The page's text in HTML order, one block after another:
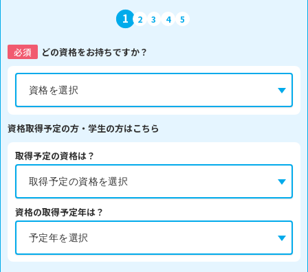
1 2 3 4 5
必須 どの資格をお持ちですか？
資格取得予定の方・学生の方はこちら
取得予定の資格は？
資格の取得予定年は？